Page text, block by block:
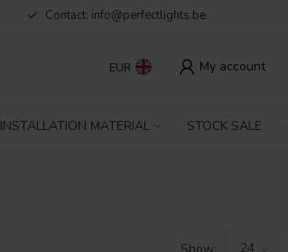
Contact: info@perfectlights.be
EUR My account
INSTALLATION MATERIAL STOCK SALE
Show: